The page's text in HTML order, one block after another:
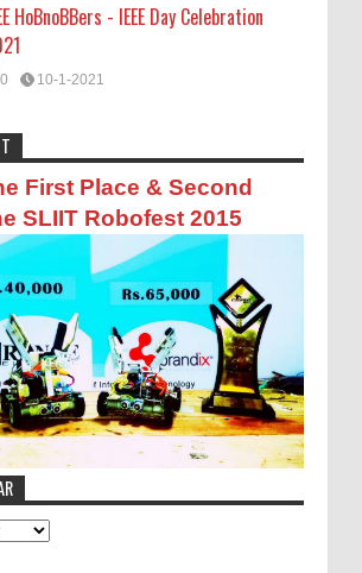
HoBnoBBers - IEEE Day Celebration
0 10-1-2021
:
10-9-2019
asai ragapanna
:
7-18-2018
:
12-6-2016
ela supiri wede.
හරියන NVQ මට්ටම
සහ රූපවාහිනී ක්ෂේත්‍රෙය්
සහ රැකියා අවස්ථා
යන්න මේ පාරෙන් එන්න
මේ NVQ
First Place & Second
SLIIT Robofest 2015